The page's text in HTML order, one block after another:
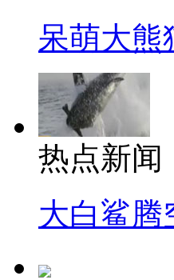
呆萌大熊
热点新闻
大白鲨腾